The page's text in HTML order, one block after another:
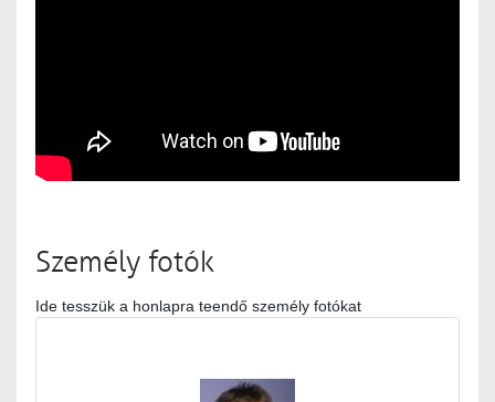
Személy fotók
Ide tesszük a honlapra teendő személy fotókat